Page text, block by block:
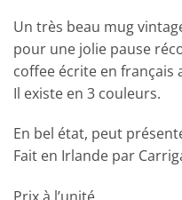
Un très beau mug
pour une jolie pause
coffee écrite en français
Il existe en 3 couleurs.
En bel état, peut
Fait en Irlande par